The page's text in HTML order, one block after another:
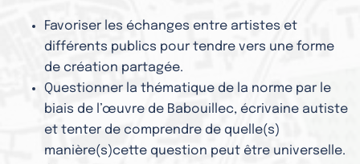
Favoriser les échanges entre artistes et
différents publics pour tendre vers une forme
de création partagée.
Questionner la thématique de la norme par le
biais de l’œuvre de Babouillec, écrivaine autiste
et tenter de comprendre de quelle(s)
manière(s)cette question peut être universelle.